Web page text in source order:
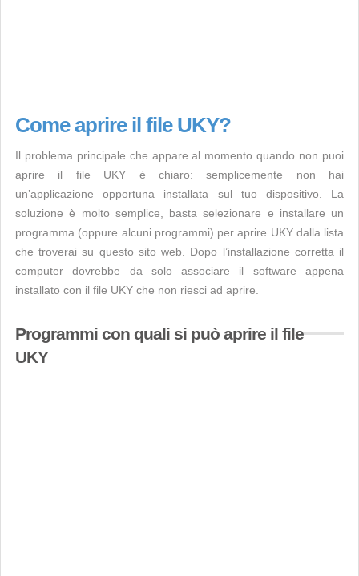
Come aprire il file UKY?
Il problema principale che appare al momento quando non puoi
aprire il file UKY è chiaro: semplicemente non hai
un’applicazione opportuna installata sul tuo dispositivo. La
soluzione è molto semplice, basta selezionare e installare un
programma (oppure alcuni programmi) per aprire UKY dalla lista
che troverai su questo sito web. Dopo l’installazione corretta il
computer dovrebbe da solo associare il software appena
installato con il file UKY che non riesci ad aprire.
Programmi con quali si può aprire il file
UKY